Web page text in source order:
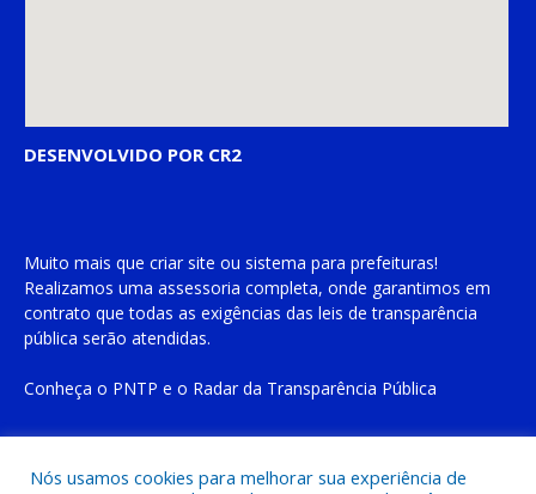
DESENVOLVIDO POR CR2
Muito mais que criar site ou sistema para prefeituras!
Realizamos uma assessoria completa, onde garantimos em
contrato que todas as exigências das leis de transparência
pública serão atendidas.
Conheça o PNTP e o Radar da Transparência Pública
Nós usamos cookies para melhorar sua experiência de